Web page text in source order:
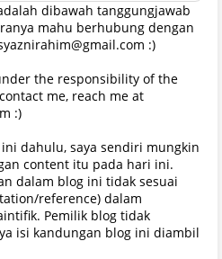
dibawah tanggungjawab
mahu berhubung dengan
:)
the responsibility of the
me, reach me at
:)
dahulu, saya sendiri mungkin
content itu pada hari ini.
dalam blog ini tidak sesuai
reference) dalam
Pemilik blog tidak
isi kandungan blog ini diambil